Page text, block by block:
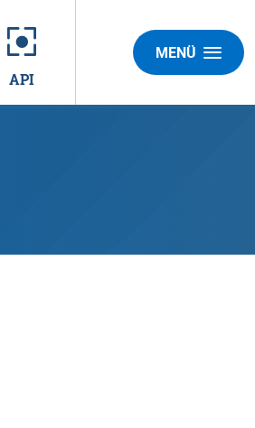
API
MENÜ